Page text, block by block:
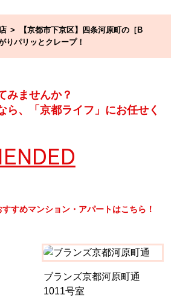
【京都市下京区】四条河原町の［B
りパリッとクレープ！
みませんか？
ら、「京都ライフ」にお任せく
すめマンション・アパートはこちら！
ブランズ京都河原町通
1011号室